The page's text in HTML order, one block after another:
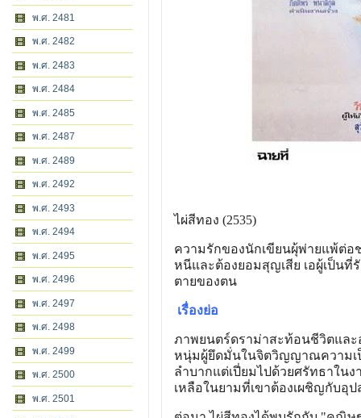
พ.ศ. 2481
พ.ศ. 2482
พ.ศ. 2483
พ.ศ. 2484
พ.ศ. 2485
พ.ศ. 2487
พ.ศ. 2489
พ.ศ. 2492
พ.ศ. 2493
พ.ศ. 2494
พ.ศ. 2495
พ.ศ. 2496
พ.ศ. 2497
พ.ศ. 2498
พ.ศ. 2499
พ.ศ. 2500
พ.ศ. 2501
ไผ่สีทอง (2535)
ความรักของนักเขียนผุ้พ่ายแพ้ต่
หนีและต้องยอมสุญเสีย เอผู้เป็นที่
ตายของตน
เรื่องย่อ
ภาพยนตร์ดราม่าสะท้อนชีวิตและ
หนุ่มผู้ยึดมั่นในจิตวิญญาณความเ
ลำบากแต่เปี่ยมไปด้วยศรัทธาใน
เหลือในยามที่เขาต้องเผชิญกับอุ